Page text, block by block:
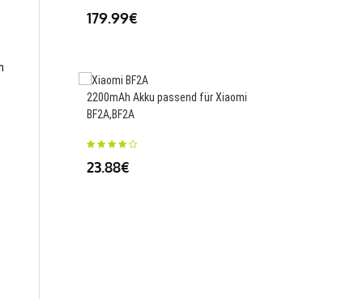
179.99€
2200mAh Akku passend für Xiaomi
BF2A,BF2A
23.88€